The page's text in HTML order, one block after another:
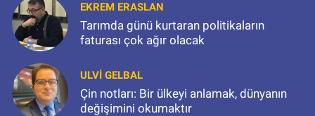
EKREM ERASLAN
Tarımda günü kurtaran politikaların
faturası çok ağır olacak
ULVI GELBAL
Çin notları: Bir ülkeyi anlamak, dünyanın
değişimini okumaktır